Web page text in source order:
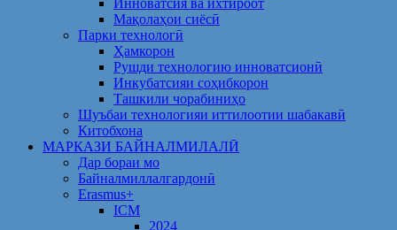
Инноватсия ва ихтироот
Мақолаҳои сиёсӣ
Парки технологӣ
Ҳамкорон
Рушди технологию инноватсионӣ
Инкубатсияи соҳибкорон
Ташкили чорабиниҳо
Шуъбаи технологияи иттилоотии шабакавӣ
Китобхона
МАРКАЗИ БАЙНАЛМИЛАЛӢ
Дар бораи мо
Байналмиллалгардонӣ
Erasmus+
ICM
2024